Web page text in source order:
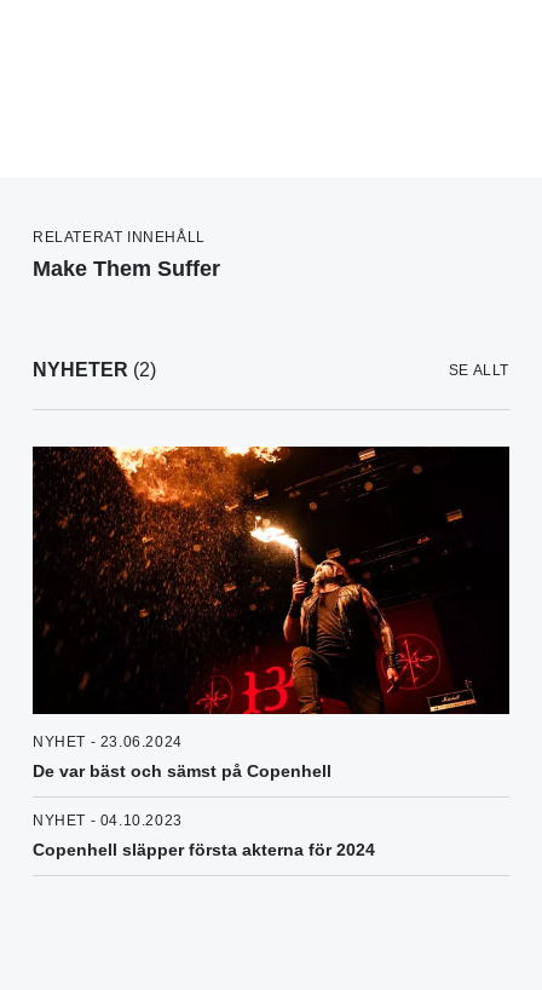
RELATERAT INNEHÅLL
Make Them Suffer
NYHETER (2) SE ALLT
NYHET - 23.06.2024
De var bäst och sämst på Copenhell
NYHET - 04.10.2023
Copenhell släpper första akterna för 2024